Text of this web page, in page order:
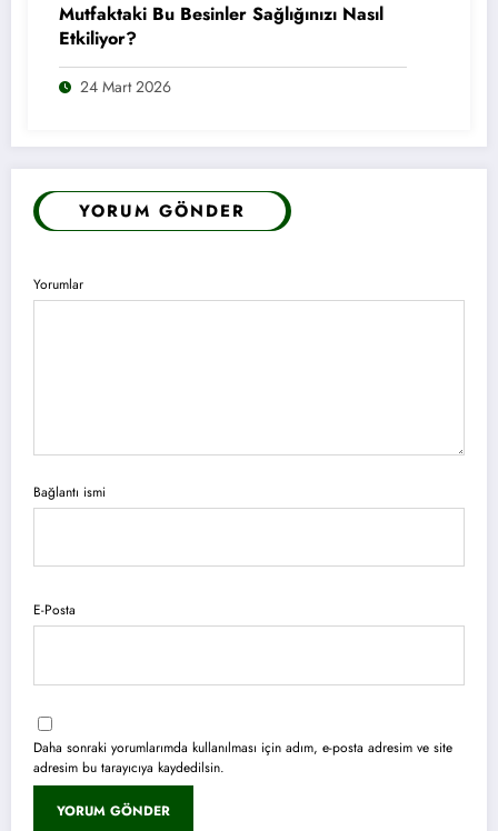
Mutfaktaki Bu Besinler Sağlığınızı Nasıl
Etkiliyor?
24 Mart 2026
YORUM GÖNDER
Yorumlar
Bağlantı ismi
E-Posta
Daha sonraki yorumlarımda kullanılması için adım, e-posta adresim ve site
adresim bu tarayıcıya kaydedilsin.